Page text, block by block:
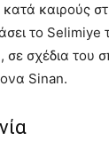
καιρούς
το Selimiye
σε σχέδια του
Sinan.